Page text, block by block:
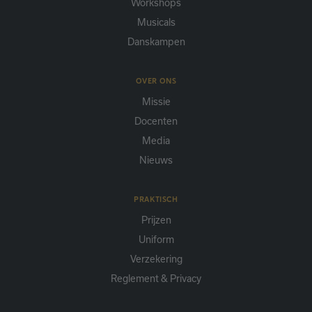
Workshops
Musicals
Danskampen
OVER ONS
Missie
Docenten
Media
Nieuws
PRAKTISCH
Prijzen
Uniform
Verzekering
Reglement & Privacy